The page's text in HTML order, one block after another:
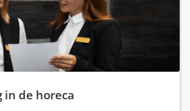
in de horeca